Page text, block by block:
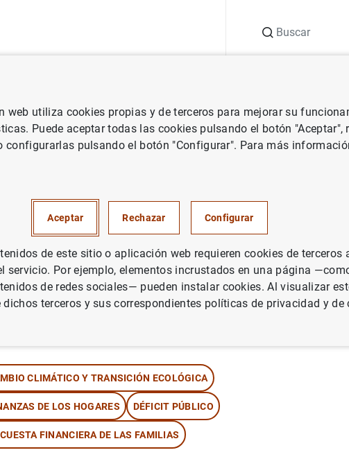
e investigación Documentos Ocasionales How consumption carbon
Spanish households
Documentos Ocasionales. 2309.
CLIMÁTICO Y TRANSICIÓN ECOLÓGICA
DE LOS HOGARES DÉFICIT PÚBLICO
FINANCIERA DE LAS FAMILIAS
web utiliza cookies propias y de terceros para mejorar su
Puede aceptar todas las cookies pulsando el botón "Aceptar",
configurarlas pulsando el botón "Configurar". Para más
Aceptar Rechazar Configurar
de este sitio o aplicación web requieren cookies de terceros
servicio. Por ejemplo, elementos incrustados en una página
de redes sociales— pueden instalar cookies. Al visualizar
terceros y sus correspondientes políticas de privacidad y de